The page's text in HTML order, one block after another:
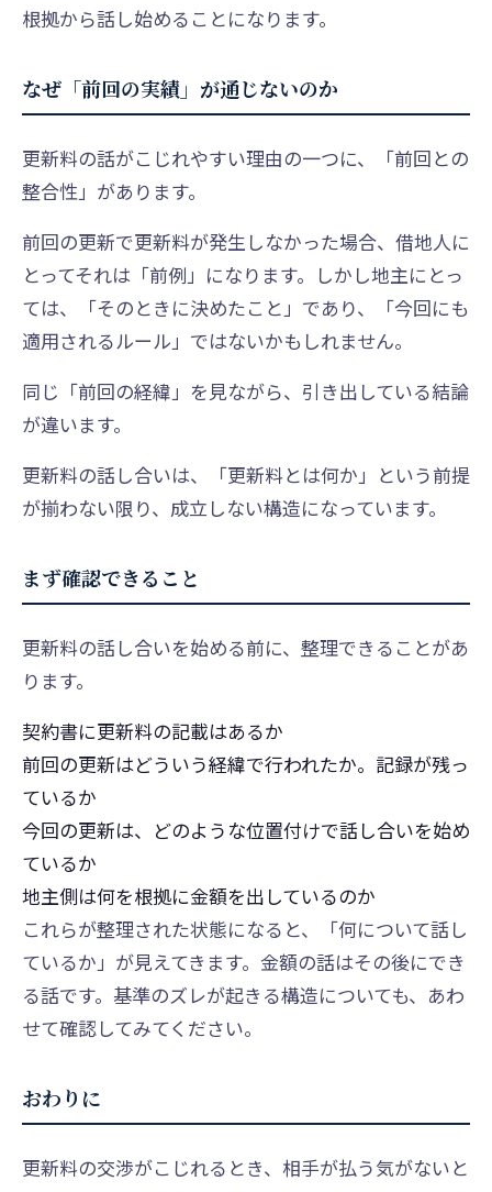
根拠から話し始めることになります。
なぜ「前回の実績」が通じないのか
更新料の話がこじれやすい理由の一つに、「前回との
整合性」があります。
前回の更新で更新料が発生しなかった場合、借地人に
とってそれは「前例」になります。しかし地主にとっ
ては、「そのときに決めたこと」であり、「今回にも
適用されるルール」ではないかもしれません。
同じ「前回の経緯」を見ながら、引き出している結論
が違います。
更新料の話し合いは、「更新料とは何か」という前提
が揃わない限り、成立しない構造になっています。
まず確認できること
更新料の話し合いを始める前に、整理できることがあ
ります。
契約書に更新料の記載はあるか
前回の更新はどういう経緯で行われたか。記録が残っ
ているか
今回の更新は、どのような位置付けで話し合いを始め
ているか
地主側は何を根拠に金額を出しているのか
これらが整理された状態になると、「何について話し
ているか」が見えてきます。金額の話はその後にでき
る話です。 基準のズレが起きる構造についても、あわ
せて確認してみてください。
おわりに
更新料の交渉がこじれるとき、相手が払う気がないと